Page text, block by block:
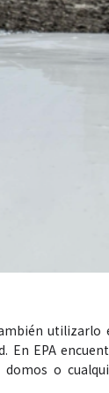
utilizarlo
En EPA
o